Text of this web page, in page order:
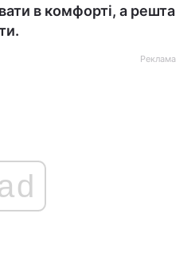
в комфорті, а решта
Реклама